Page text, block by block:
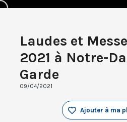
Laudes et
2021 à Notre-
Garde
09/04/2021
Ajouter à ma